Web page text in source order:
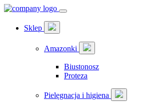
Sklep
Amazonki
Biustonosz
Proteza
Pielęgnacja i higiena